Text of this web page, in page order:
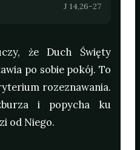
J 14,26-27
że Duch Święty
po sobie pokój. To
rozeznawania.
i popycha ku
od Niego.